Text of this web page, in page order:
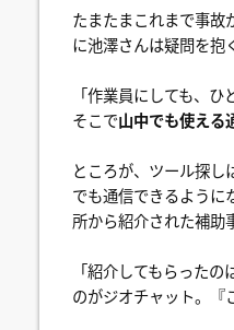
たまたまこれまで事故
に池澤さんは疑問を抱
「作業員にしても、
そこで山中でも使える
ところが、ツール探
でも通信できるように
所から紹介された補助
「紹介してもらった
のがジオチャット。『